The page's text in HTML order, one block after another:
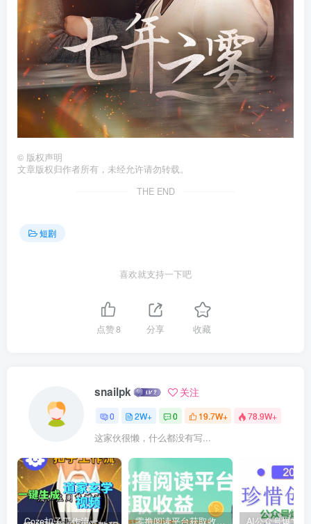
© 版权声明
文章版权归作者所有，未经允许请勿转载。
THE END
短剧
喜欢就支持一下吧
点赞8 分享 收藏
snailpk 关注
0 2W+ 0 19.7W+ 78.9W+
这家伙很懒，什么都没有写...
Coze扣子工作流一键生成道家玄学短视频，实战保姆级教程 零撸阅读平台获取收益，最新无门槛平台，一部手机即可操作，单日收益50-3张【揭秘】